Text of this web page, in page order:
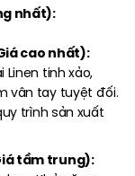
nhất):
cao nhất):
Linen tinh xảo,
vân tay tuyệt đối.
trình sản xuất
tầm trung):